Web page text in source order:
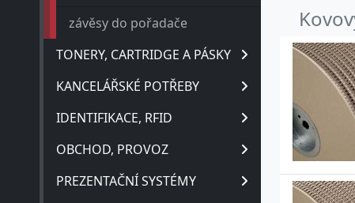
závěsy do pořadače
TONERY, CARTRIDGE A PÁSKY
KANCELÁŘSKÉ POTŘEBY
IDENTIFIKACE, RFID
OBCHOD, PROVOZ
PREZENTAČNÍ SYSTÉMY